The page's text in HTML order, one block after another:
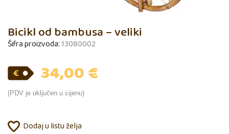
Bicikl od bambusa – veliki
Šifra proizvoda:13080002
34,00€
(PDV je uključen u cijenu)
Dodaj u listu želja